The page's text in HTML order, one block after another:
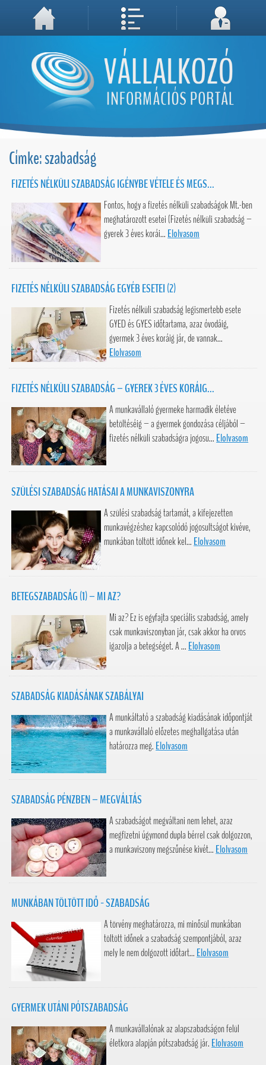
A weboldal használatával Ön elfogadja, hogy Cookie-kat (sütiket) tároljunk számítógépén. A sütik a weboldal megfelelő működéséhez
Megértettem, folytatás...
Címke: szabadság
FIZETÉS NÉLKÜLI SZABADSÁG IGÉNYBE VÉTELE ÉS MEGS...
Fontos, hogy a fizetés nélküli szabadságok Mt.-ben
meghatározott esetei (Fizetés nélküli szabadság –
gyerek 3 éves korái... Elolvasom
FIZETÉS NÉLKÜLI SZABADSÁG EGYÉB ESETEI (2)
Fizetés nélküli szabadság legismertebb esete
GYED és GYES időtartama, azaz óvodáig,
gyermek 3 éves koráig jár, de vannak...
Elolvasom
FIZETÉS NÉLKÜLI SZABADSÁG – GYEREK 3 ÉVES KORÁIG...
A munkavállaló gyermeke harmadik életéve
betöltéséig – a gyermek gondozása céljából –
fizetés nélküli szabadságra jogosu... Elolvasom
SZÜLÉSI SZABADSÁG HATÁSAI A MUNKAVISZONYRA
A szülési szabadság tartamát, a kifejezetten
munkavégzéshez kapcsolódó jogosultságot kivéve,
munkában töltött időnek kel... Elolvasom
BETEGSZABADSÁG (1) – MI AZ?
Mi az? Ez is egyfajta speciális szabadság, amely
csak munkaviszonyban jár, csak akkor ha orvos
igazolja a betegséget. A ... Elolvasom
SZABADSÁG KIADÁSÁNAK SZABÁLYAI
A munkáltató a szabadság kiadásának időpontját
a munkavállaló előzetes meghallgatása után
határozza meg. Elolvasom
SZABADSÁG PÉNZBEN – MEGVÁLTÁS
A szabadságot megváltani nem lehet, azaz
megfizetni úgymond dupla bérrel csak dolgozzon,
a munkaviszony megszűnése kivét... Elolvasom
MUNKÁBAN TÖLTÖTT IDŐ - SZABADSÁG
A törvény meghatározza, mi minősül munkában
töltött időnek a szabadság szempontjából, azaz
mely le nem dolgozott időtart... Elolvasom
GYERMEK UTÁNI PÓTSZABADSÁG
A munkavállalónak az alapszabadságon felül
életkora alapján pótszabadság jár. Elolvasom